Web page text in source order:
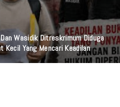
Sepeda Motor Hilang Kepada
Pelayanan Presisi Polri